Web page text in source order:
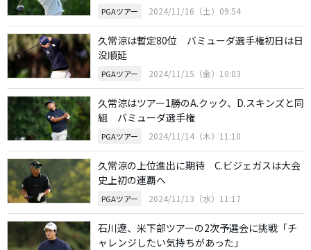
PGAツアー 2024/11/16（土）09:54
久常涼は暫定80位 バミューダ選手権初日は日
没順延
PGAツアー 2024/11/15（金）10:03
久常涼はツアー1勝のA.クック、D.スキンズと同
組 バミューダ選手権
PGAツアー 2024/11/14（木）11:10
久常涼の上位進出に期待 C.ビジェガスは大会
史上初の連覇へ
PGAツアー 2024/11/13（水）11:17
石川遼、米下部ツアーの2次予選会に挑戦「チ
ャレンジしたい気持ちがあった」